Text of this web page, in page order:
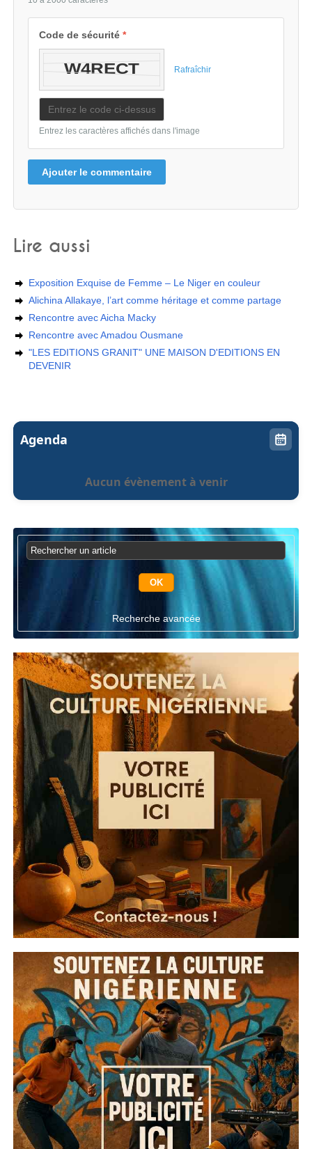
Code de sécurité*
Rafraîchir
Entrez les caractères affichés dans l'image
Ajouter le commentaire
Lire aussi
Exposition Exquise de Femme – Le Niger en couleur
Alichina Allakaye, l’art comme héritage et comme partage
Rencontre avec Aicha Macky
Rencontre avec Amadou Ousmane
"LES EDITIONS GRANIT" UNE MAISON D'EDITIONS EN
DEVENIR
Agenda
Aucun évènement à venir
Recherche avancée